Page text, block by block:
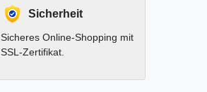
Sicherheit
Sicheres Online-Shopping mit
SSL-Zertifikat.